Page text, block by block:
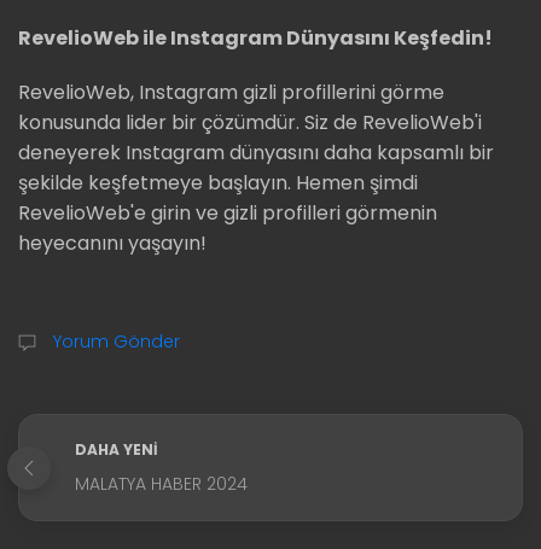
RevelioWeb ile Instagram Dünyasını Keşfedin!
RevelioWeb, Instagram gizli profillerini görme
konusunda lider bir çözümdür. Siz de RevelioWeb'i
deneyerek Instagram dünyasını daha kapsamlı bir
şekilde keşfetmeye başlayın. Hemen şimdi
RevelioWeb'e girin ve gizli profilleri görmenin
heyecanını yaşayın!
Yorum Gönder
DAHA YENI
MALATYA HABER 2024